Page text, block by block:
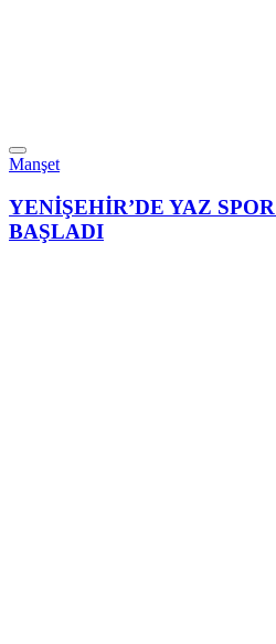
Manşet
YENİŞEHİR’DE YAZ
BAŞLADI